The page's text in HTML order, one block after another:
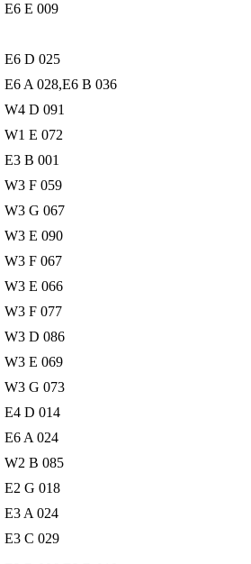
E6 E 009
E6 D 025
E6 A 028,E6 B 036
W4 D 091
W1 E 072
E3 B 001
W3 F 059
W3 G 067
W3 E 090
W3 F 067
W3 E 066
W3 F 077
W3 D 086
W3 E 069
W3 G 073
E4 D 014
E6 A 024
W2 B 085
E2 G 018
E3 A 024
E3 C 029